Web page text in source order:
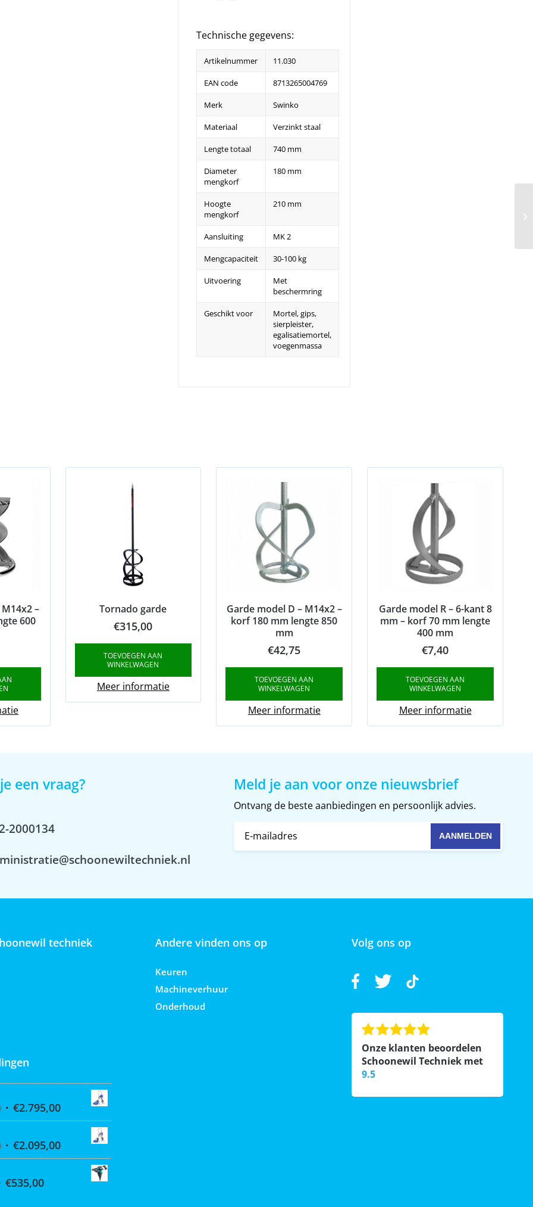
Technische gegevens:
Artikelnummer 11.030
EAN code 8713265004769
Merk Swinko
Materiaal Verzinkt staal
Lengte totaal 740 mm
Diameter
mengkorf
180 mm
Hoogte
mengkorf
210 mm
Aansluiting MK 2
Mengcapaciteit 30-100 kg
Uitvoering
Met
beschermring
Geschikt voor
Mortel, gips,
sierpleister,
egalisatiemortel,
voegenmassa
–
600
Tornado garde
€315,00
TOEVOEGEN AAN
WINKELWAGEN
Meer informatie
Garde model D – M14x2 –
korf 180 mm lengte 850
mm
€42,75
TOEVOEGEN AAN
WINKELWAGEN
Meer informatie
Garde model R – 6-kant 8
mm – korf 70 mm lengte
400 mm
€7,40
TOEVOEGEN AAN
WINKELWAGEN
Meer informatie
een vraag?
2000134
Meld je aan voor onze nieuwsbrief
Ontvang de beste aanbiedingen en persoonlijk advies.
techniek
€2.795,00
€2.095,00
€535,00
Andere vinden ons op
Keuren
Machineverhuur
Onderhoud
Volg ons op
Onze klanten beoordelen
Schoonewil Techniek met
9.5